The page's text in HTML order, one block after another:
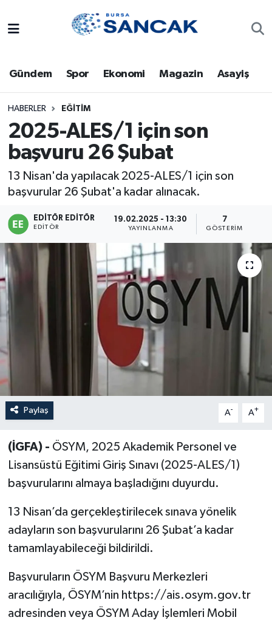
Gündem Spor Ekonomi Magazin Asayiş
HABERLER EĞITIM
2025-ALES/1 için son
başvuru 26 Şubat
13 Nisan'da yapılacak 2025-ALES/1 için son
başvurular 26 Şubat'a kadar alınacak.
EDITÖR EDITÖR
EDITÖR
19.02.2025 - 13:30
YAYINLANMA
7
GÖSTERIM
Paylaş A- A+
(İGFA) - ÖSYM, 2025 Akademik Personel ve
Lisansüstü Eğitimi Giriş Sınavı (2025-ALES/1)
başvurularını almaya başladığını duyurdu.
13 Nisan’da gerçekleştirilecek sınava yönelik
adayların son başvurularını 26 Şubat’a kadar
tamamlayabileceği bildirildi.
Başvuruların ÖSYM Başvuru Merkezleri
aracılığıyla, ÖSYM’nin https://ais.osym.gov.tr
adresinden veya ÖSYM Aday İşlemleri Mobil
Bursa
Dünya
Eğitim
Ekonomi
Gündem
Magazin
Spor
Türkiye
Trafik Durumu
Süper Lig Puan Durumu ve Fikstür
Tüm Manşetler
Son Dakika Haberleri
Haber Arşivi